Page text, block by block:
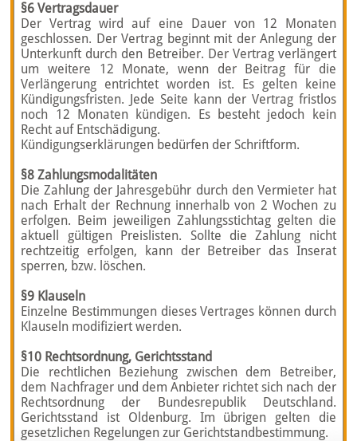
§6 Vertragsdauer
Der Vertrag wird auf eine Dauer von 12 Monaten
geschlossen. Der Vertrag beginnt mit der Anlegung der
Unterkunft durch den Betreiber. Der Vertrag verlängert
um weitere 12 Monate, wenn der Beitrag für die
Verlängerung entrichtet worden ist. Es gelten keine
Kündigungsfristen. Jede Seite kann der Vertrag fristlos
noch 12 Monaten kündigen. Es besteht jedoch kein
Recht auf Entschädigung.
Kündigungserklärungen bedürfen der Schriftform.
§8 Zahlungsmodalitäten
Die Zahlung der Jahresgebühr durch den Vermieter hat
nach Erhalt der Rechnung innerhalb von 2 Wochen zu
erfolgen. Beim jeweiligen Zahlungsstichtag gelten die
aktuell gültigen Preislisten. Sollte die Zahlung nicht
rechtzeitig erfolgen, kann der Betreiber das Inserat
sperren, bzw. löschen.
§9 Klauseln
Einzelne Bestimmungen dieses Vertrages können durch
Klauseln modifiziert werden.
§10 Rechtsordnung, Gerichtsstand
Die rechtlichen Beziehung zwischen dem Betreiber,
dem Nachfrager und dem Anbieter richtet sich nach der
Rechtsordnung der Bundesrepublik Deutschland.
Gerichtsstand ist Oldenburg. Im übrigen gelten die
gesetzlichen Regelungen zur Gerichtstandbestimmung.